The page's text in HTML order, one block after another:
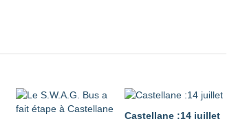
Castellane :14 juillet